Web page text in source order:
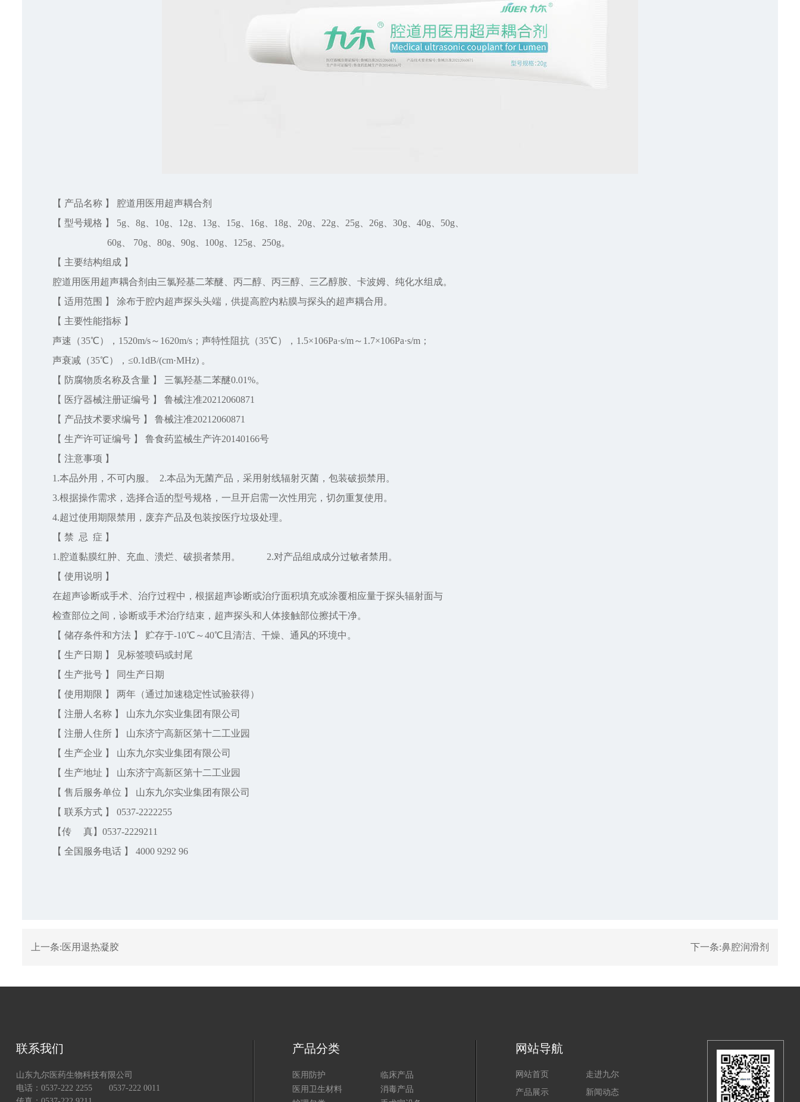
【 产品名称 】 腔道用医用超声耦合剂
【 型号规格 】 5g、8g、10g、12g、13g、15g、16g、18g、20g、22g、25g、26g、30g、40g、50g、
60g、 70g、80g、90g、100g、125g、250g。
【 主要结构组成 】
腔道用医用超声耦合剂由三氯羟基二苯醚、丙二醇、丙三醇、三乙醇胺、卡波姆、纯化水组成。
【 适用范围 】 涂布于腔内超声探头头端，供提高腔内粘膜与探头的超声耦合用。
【 主要性能指标 】
声速（35℃），1520m/s～1620m/s；声特性阻抗（35℃），1.5×106Pa·s/m～1.7×106Pa·s/m；
声衰减（35℃），≤0.1dB/(cm·MHz) 。
【 防腐物质名称及含量 】 三氯羟基二苯醚0.01%。
【 医疗器械注册证编号 】 鲁械注准20212060871
【 产品技术要求编号 】 鲁械注准20212060871
【 生产许可证编号 】 鲁食药监械生产许20140166号
【 注意事项 】
1.本品外用，不可内服。 2.本品为无菌产品，采用射线辐射灭菌，包装破损禁用。
3.根据操作需求，选择合适的型号规格，一旦开启需一次性用完，切勿重复使用。
4.超过使用期限禁用，废弃产品及包装按医疗垃圾处理。
【 禁 忌 症 】
1.腔道黏膜红肿、充血、溃烂、破损者禁用。 2.对产品组成成分过敏者禁用。
【 使用说明 】
在超声诊断或手术、治疗过程中，根据超声诊断或治疗面积填充或涂覆相应量于探头辐射面与
检查部位之间，诊断或手术治疗结束，超声探头和人体接触部位擦拭干净。
【 储存条件和方法 】 贮存于-10℃～40℃且清洁、干燥、通风的环境中。
【 生产日期 】 见标签喷码或封尾
【 生产批号 】 同生产日期
【 使用期限 】 两年（通过加速稳定性试验获得）
【 注册人名称 】 山东九尔实业集团有限公司
【 注册人住所 】 山东济宁高新区第十二工业园
【 生产企业 】 山东九尔实业集团有限公司
【 生产地址 】 山东济宁高新区第十二工业园
【 售后服务单位 】 山东九尔实业集团有限公司
【 联系方式 】 0537-2222255
【传 真】0537-2229211
【 全国服务电话 】 4000 9292 96
上一条:医用退热凝胶 下一条:鼻腔润滑剂
联系我们
山东九尔医药生物科技有限公司
电话：0537-222 2255 0537-222 0011
产品分类
医用防护
临床产品
医用卫生材料
消毒产品
网站导航
网站首页
走进九尔
产品展示
新闻动态